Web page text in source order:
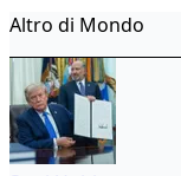
Altro di Mondo